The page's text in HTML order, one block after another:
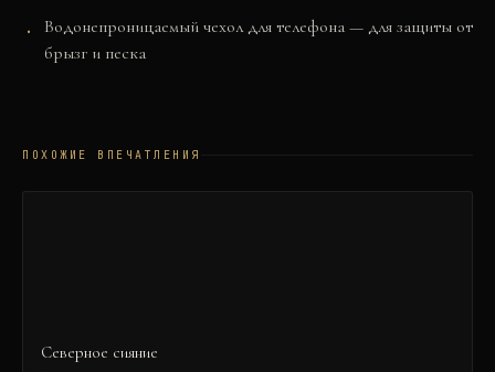
Водонепроницаемый чехол для телефона — для защиты от
брызг и песка
ПОХОЖИЕ ВПЕЧАТЛЕНИЯ
Северное сияние